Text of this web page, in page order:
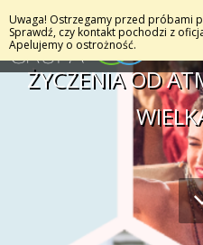
ŻYCZENIA OD
Uwaga! Ostrzegamy przed próbami
Sprawdź, czy kontakt pochodzi z
Apelujemy o ostrożność.